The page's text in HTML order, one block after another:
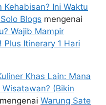
Ini Waktu
Blogs mengenai
Wajib Mampir
Plus Itinerary 1 Hari
Khas Lain: Mana
(Bikin
mengenai Warung Sate